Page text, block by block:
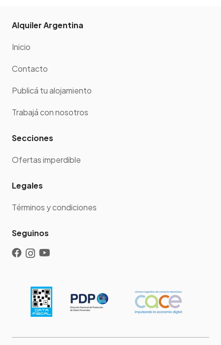
Alquiler Argentina
Inicio
Contacto
Publicá tu alojamiento
Trabajá con nosotros
Secciones
Ofertas imperdible
Legales
Términos y condiciones
Seguinos